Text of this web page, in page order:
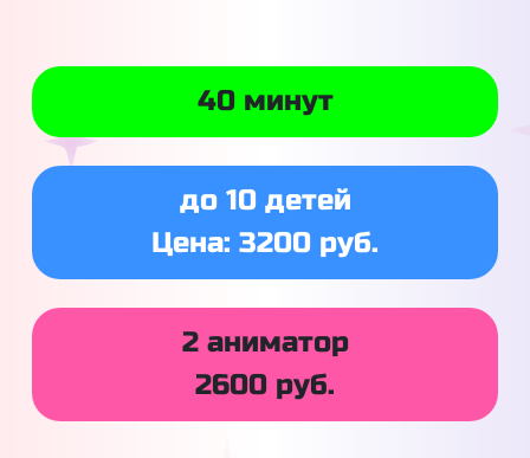
40 минут
до 10 детей
Цена: 3200 руб.
2 аниматор
2600 руб.